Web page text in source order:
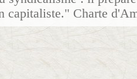
capitaliste." Charte